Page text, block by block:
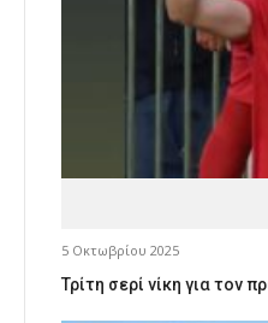
5 Οκτωβρίου 2025
Τρίτη σερί νίκη για τον